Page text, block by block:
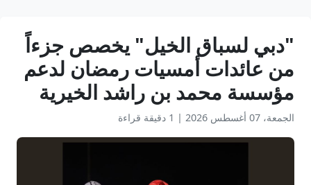
"دبي لسباق الخيل" يخصص جزءاً
من عائدات أمسيات رمضان لدعم
مؤسسة محمد بن راشد الخيرية
الجمعة، 07 أغسطس 2026 | 1 دقيقة قراءة